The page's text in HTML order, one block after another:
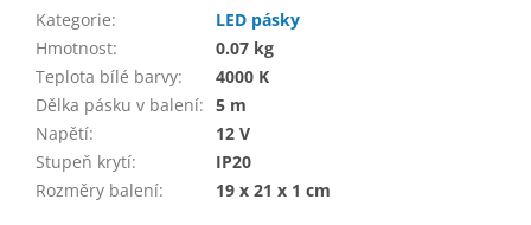
Kategorie:
LED pásky
Hmotnost:
0.07 kg
Teplota bílé barvy:
4000 K
Dělka pásku v balení: 5 m
Napětí:
12 V
Stupeň krytí:
IP20
Rozměry balení: 19 x 21 x 1 cm